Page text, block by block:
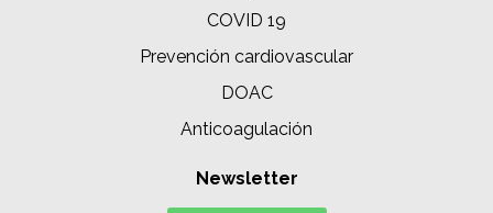
COVID 19
Prevención cardiovascular
DOAC
Anticoagulación
Newsletter